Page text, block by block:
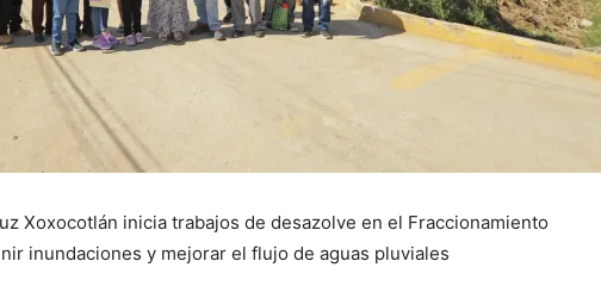
Xoxocotlán inicia trabajos de desazolve en el Fraccionamiento
inundaciones y mejorar el flujo de aguas pluviales